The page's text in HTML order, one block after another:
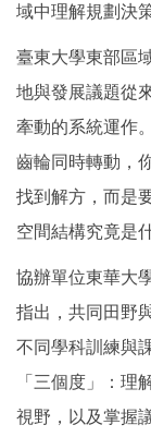
域中理解規劃決
臺東大學東部區
地與發展議題從
牽動的系統運作
齒輪同時轉動，
找到解方，而是
空間結構究竟是
協辦單位東華大
指出，共同田野
不同學科訓練與
「三個度」：理
視野，以及掌握